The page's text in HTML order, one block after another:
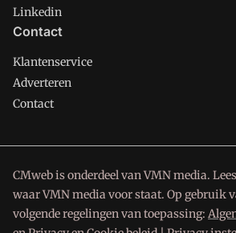
Linkedin
Contact
Klantenservice
Adverteren
Contact
CMweb is onderdeel van VMN media.
waar VMN media voor staat. Op gebruik
volgende regelingen van toepassing: